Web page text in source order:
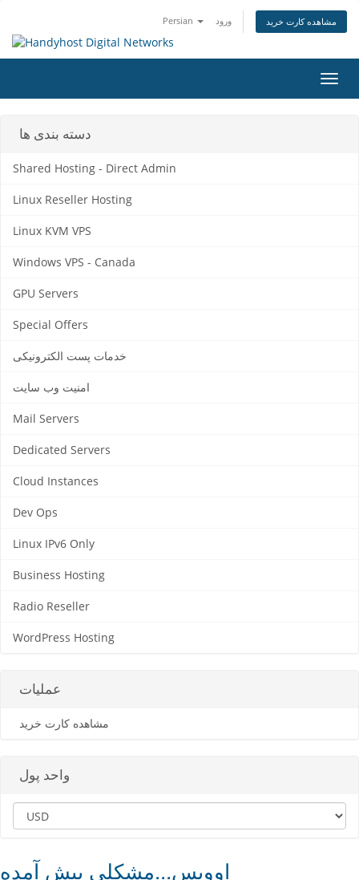
Persian ورود مشاهده کارت خرید
تغییر
دسته بندی ها
Shared Hosting - Direct Admin
Linux Reseller Hosting
Linux KVM VPS
Windows VPS - Canada
GPU Servers
Special Offers
خدمات پست الکترونیکی
امنیت وب سایت
Mail Servers
Dedicated Servers
Cloud Instances
Dev Ops
Linux IPv6 Only
Business Hosting
Radio Reseller
WordPress Hosting
عملیات
مشاهده کارت خرید
واحد پول
اووپس...مشکلی پیش آمده